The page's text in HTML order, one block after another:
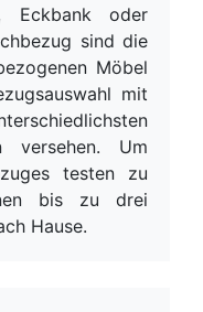
Eckbank oder
sind die
Möbel
mit
versehen. Um
testen zu
bis zu drei
Hause.